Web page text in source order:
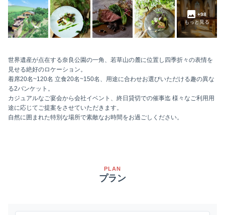
+98
もっと見る
世界遺産が点在する奈良公園の一角、若草山の麓に位置し四季折々の表情を
見せる絶好のロケーション。
着席20名~120名 立食20名~150名、用途に合わせお選びいただける趣の異な
る2バンケット。
カジュアルなご宴会から会社イベント、終日貸切での催事迄 様々なご利用用
途に応じてご提案をさせていただきます。
自然に囲まれた特別な場所で素敵なお時間をお過ごしください。
PLAN
プラン